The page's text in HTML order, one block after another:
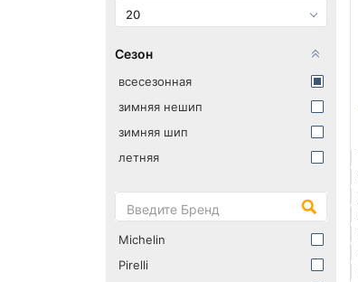
20
Сезон
всесезонная
зимняя нешип
зимняя шип
летняя
Michelin
Pirelli